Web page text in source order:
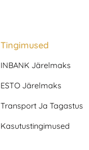
Tingimused
INBANK Järelmaks
ESTO Järelmaks
Transport Ja Tagastus
Kasutustingimused